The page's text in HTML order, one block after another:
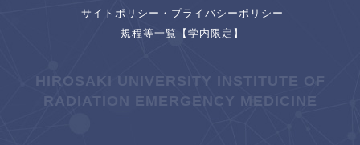
サイトポリシー・プライバシーポリシー
規程等一覧【学内限定】
HIROSAKI UNIVERSITY INSTITUTE OF
RADIATION EMERGENCY MEDICINE